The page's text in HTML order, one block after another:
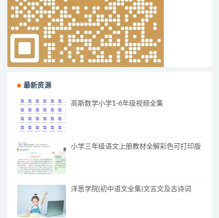
最新资源
高斯数学小学1-6年级视频全集
小学三年级语文上册教材全解彩色可打印版
洋葱学院(初中语文全集)文言文及古诗词